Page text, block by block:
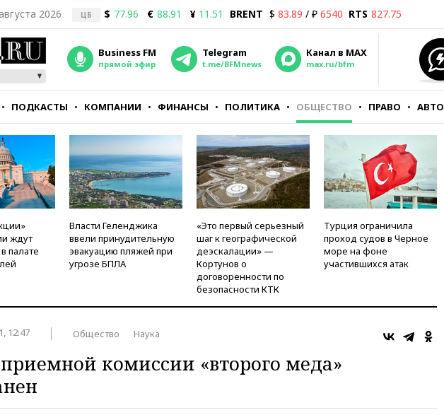
2026 ЦБ $ 77.96 € 88.91 ¥ 11.51 BRENT $ 83.89 / ₽ 6540 RTS 827.75
Business FM
прямой эфир
Telegram
t.me/BFMnews
Канал в MAX
max.ru/bfm
ПОДКАСТЫ КОМПАНИИ ФИНАНСЫ ПОЛИТИКА ОБЩЕСТВО ПРАВО АВТО
ждут
палате
Власти Геленджика
ввели принудительную
эвакуацию пляжей при
угрозе БПЛА
«Это первый серьезный
шаг к географической
деэскалации» —
Кортунов о
договоренности по
безопасности КТК
Турция ограничила
проход судов в Черное
море на фоне
участившихся атак
12:47 Общество Наука
комиссии «второго меда»